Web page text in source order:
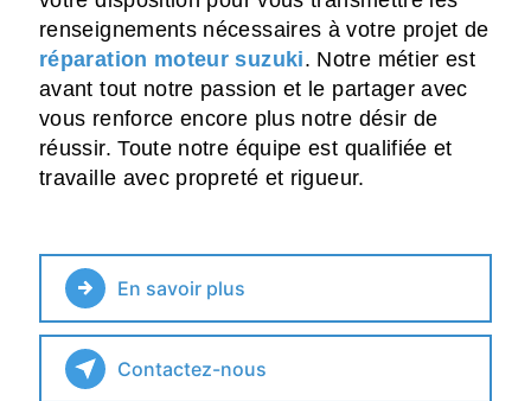
renseignements nécessaires à votre projet de
réparation moteur suzuki. Notre métier est
avant tout notre passion et le partager avec
vous renforce encore plus notre désir de
réussir. Toute notre équipe est qualifiée et
travaille avec propreté et rigueur.
En savoir plus
Contactez-nous